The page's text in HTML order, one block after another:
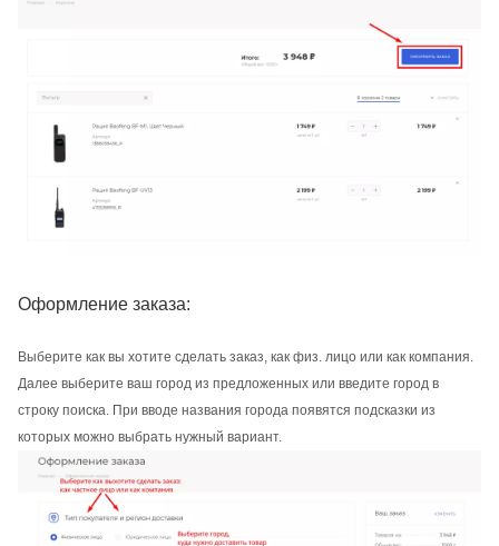
Оформление заказа:
Выберите как вы хотите сделать заказ, как физ. лицо или как компания.
Далее выберите ваш город из предложенных или введите город в
строку поиска. При вводе названия города появятся подсказки из
которых можно выбрать нужный вариант.